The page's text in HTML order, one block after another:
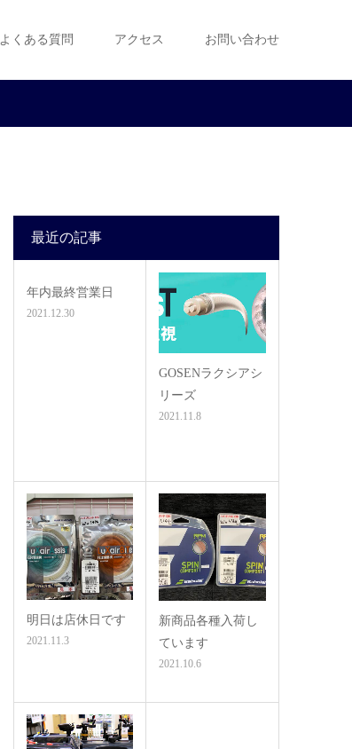
よくある質問 アクセス お問い合わせ
最近の記事
年内最終営業日
2021.12.30
GOSENラクシアシ
リーズ
2021.11.8
明日は店休日です
2021.11.3
新商品各種入荷し
ています
2021.10.6